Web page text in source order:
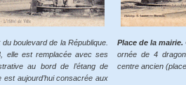
boulevard de la République.
elle est remplacée avec ses
au bord de l’étang de
est aujourd’hui consacrée aux
Place de la mairie.
ornée de 4
centre ancien